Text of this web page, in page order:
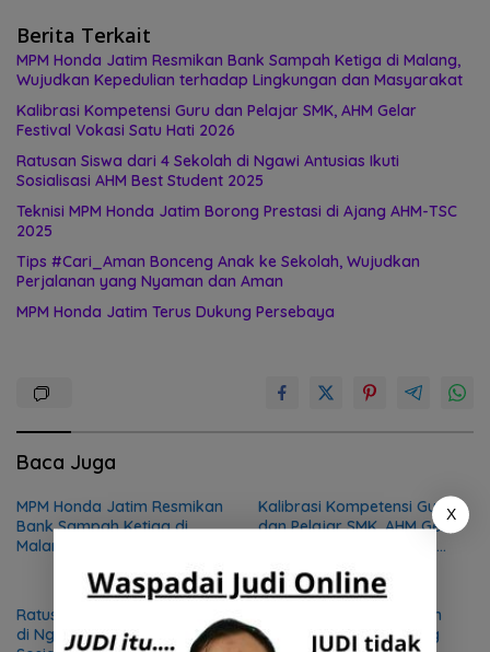
Berita Terkait
MPM Honda Jatim Resmikan Bank Sampah Ketiga di Malang,
Wujudkan Kepedulian terhadap Lingkungan dan Masyarakat
Kalibrasi Kompetensi Guru dan Pelajar SMK, AHM Gelar
Festival Vokasi Satu Hati 2026
Ratusan Siswa dari 4 Sekolah di Ngawi Antusias Ikuti
Sosialisasi AHM Best Student 2025
Teknisi MPM Honda Jatim Borong Prestasi di Ajang AHM-TSC
2025
Tips #Cari_Aman Bonceng Anak ke Sekolah, Wujudkan
Perjalanan yang Nyaman dan Aman
MPM Honda Jatim Terus Dukung Persebaya
Baca Juga
MPM Honda Jatim Resmikan
Bank Sampah Ketiga di
Malang, Wujudkan
Lingkungan dan Masyarakat
Kalibrasi Kompetensi Guru
dan Pelajar SMK, AHM Gelar
Ratusan Siswa dari 4 Sekolah
di Ngawi Antusias Ikuti
Teknisi MPM Honda Jatim
Borong Prestasi di Ajang
X